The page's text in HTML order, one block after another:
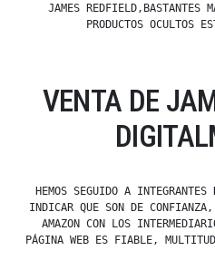
JAMES REDFIELD,BASTANTES
PRODUCTOS OCULTOS
VENTA DE
HEMOS SEGUIDO A
INDICAR QUE SON DE
AMAZON CON LOS
PÁGINA WEB ES FIABLE,